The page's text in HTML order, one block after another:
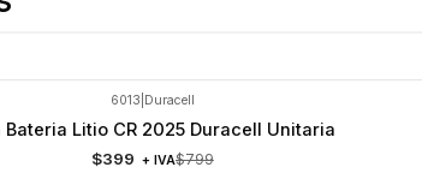
6013 Duracell
Bateria Litio CR 2025 Duracell Unitaria
$399 + IVA$799